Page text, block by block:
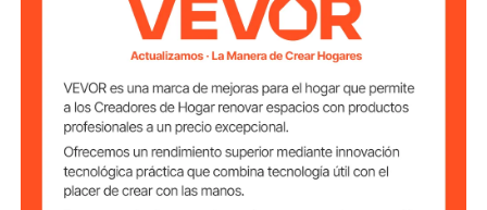
12
Cuchillas 10
Rango de Cables
0,04-1,57 pulgadas / 1-40
mm y Cable TPS Plano